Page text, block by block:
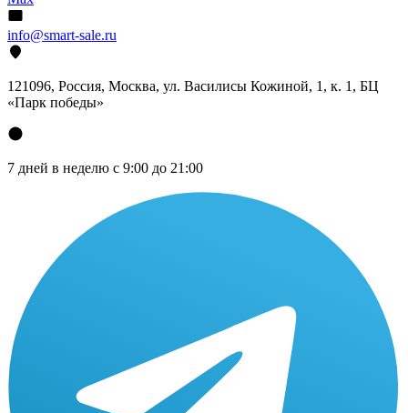
info@smart-sale.ru
121096, Россия, Москва, ул. Василисы Кожиной, 1, к. 1, БЦ
«Парк победы»
7 дней в неделю с 9:00 до 21:00